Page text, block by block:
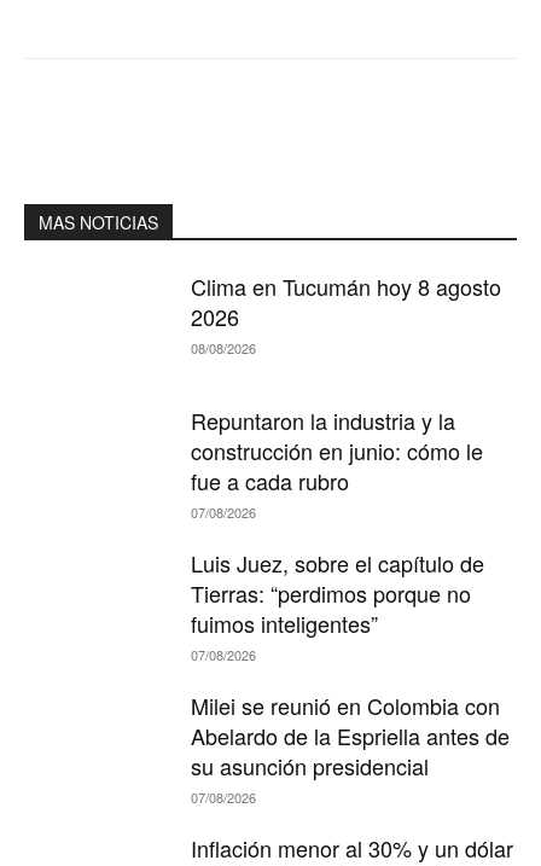
MAS NOTICIAS
Clima en Tucumán hoy 8 agosto
2026
08/08/2026
Repuntaron la industria y la
construcción en junio: cómo le
fue a cada rubro
07/08/2026
Luis Juez, sobre el capítulo de
Tierras: “perdimos porque no
fuimos inteligentes”
07/08/2026
Milei se reunió en Colombia con
Abelardo de la Espriella antes de
su asunción presidencial
07/08/2026
Inflación menor al 30% y un dólar